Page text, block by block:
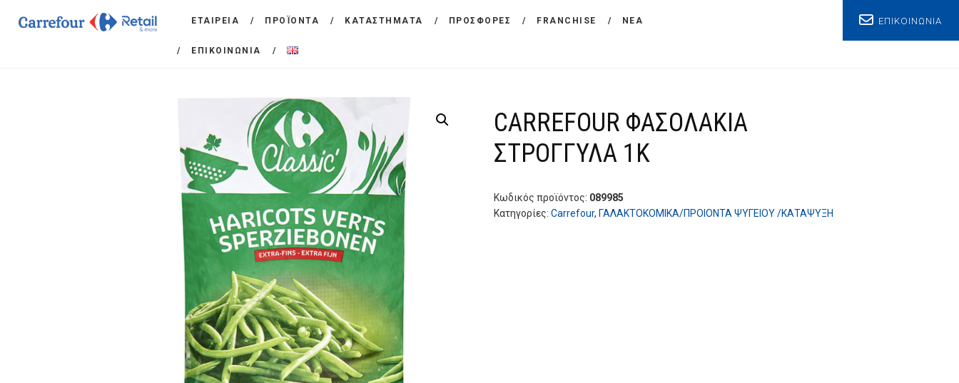
ΕΤΑΙΡΕΙΑ ΠΡΟΪΟΝΤΑ ΚΑΤΑΣΤΗΜΑΤΑ ΠΡΟΣΦΟΡΕΣ FRANCHISE ΝΕΑ
ΕΠΙΚΟΙΝΩΝΙΑ
ΕΠΙΚΟΙΝΩΝΙΑ
ΕΤΑΙΡΕΙΑ
ΠΡΟΣΦΟΡΕΣ
FRANCHISE
ΝΕΑ
ΕΠΙΚΟΙΝΩΝΙΑ
CARREFOUR ΦΑΣΟΛΑΚΙΑ
ΣΤΡΟΓΓΥΛΑ 1Κ
Κωδικός προϊόντος: 089985
Κατηγορίες: Carrefour, ΓΑΛΑΚΤΟΚΟΜΙΚΑ/ΠΡΟΙΟΝΤΑ ΨΥΓΕΙΟΥ /ΚΑΤΑΨΥΞΗ